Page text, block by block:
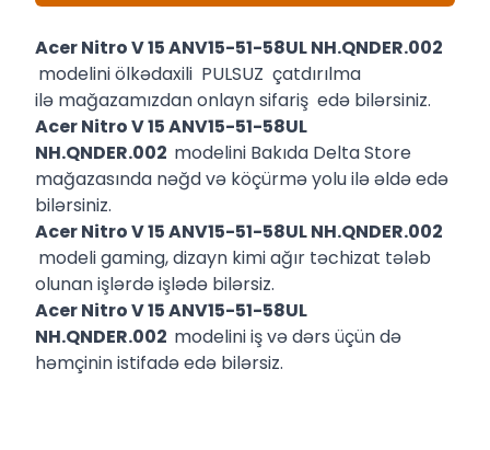
Acer Nitro V 15 ANV15-51-58UL NH.QNDER.002
modelini ölkədaxili PULSUZ çatdırılma
ilə mağazamızdan onlayn sifariş edə bilərsiniz.
Acer Nitro V 15 ANV15-51-58UL
NH.QNDER.002 modelini Bakıda Delta Store
mağazasında nəğd və köçürmə yolu ilə əldə edə
bilərsiniz.
Acer Nitro V 15 ANV15-51-58UL NH.QNDER.002
modeli gaming, dizayn kimi ağır təchizat tələb
olunan işlərdə işlədə bilərsiz.
Acer Nitro V 15 ANV15-51-58UL
NH.QNDER.002 modelini iş və dərs üçün də
həmçinin istifadə edə bilərsiz.